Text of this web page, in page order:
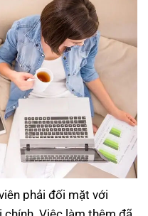
phải đối mặt với